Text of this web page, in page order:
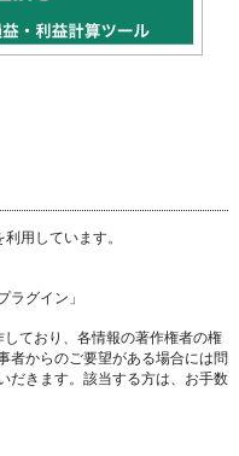
用しています。
ラグイン」
ており、各情報の著作権者の権
者からのご要望がある場合には問
だきます。該当する方は、お手数